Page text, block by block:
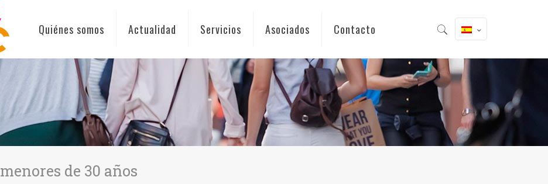
Quiénes somos Actualidad Servicios Asociados Contacto
de 30 años